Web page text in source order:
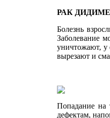
РАК
Болезнь
Заболевание
уничтожают, у
вырезают и
Попадание на
дефектам,